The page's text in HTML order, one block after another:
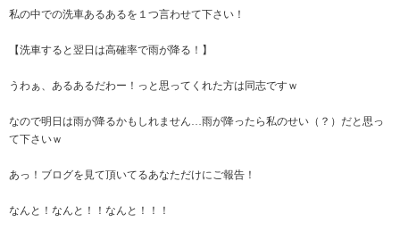
私の中での洗車あるあるを１つ言わせて下さい！
【洗車すると翌日は高確率で雨が降る！】
うわぁ、あるあるだわー！っと思ってくれた方は同志ですｗ
なので明日は雨が降るかもしれません…雨が降ったら私のせい（？）だと思っ
て下さいｗ
あっ！ブログを見て頂いてるあなただけにご報告！
なんと！なんと！！なんと！！！